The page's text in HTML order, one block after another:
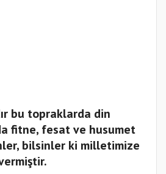
bu topraklarda din
fitne, fesat ve husumet
bilsinler ki milletimize